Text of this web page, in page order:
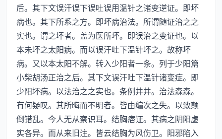
后。其下文误汗误下误吐误用温针之诸变逆证。即坏
病也。其下所系之方。即坏病治法。所谓随证治之之
实也。谓之坏者。盖为医所坏。即误治之变证也。以
本未坏之太阳病。而以误汗吐下温针坏之。故称坏
病。又以本太阳不解。转入少阳者一条。列于少阳篇
小柴胡汤正治之后。其下文误汗吐下温针诸变症。即
少阳坏病。以法治之之实也。条例井井。治法森森。
有何疑叹。其所晦而不明者。皆由编次之失。以致颠
倒错乱。今人无从察识耳。结胸痞证。其病之阴阳虚
实各异。而从来旧注。皆云结胸为风伤卫。阳邪陷入